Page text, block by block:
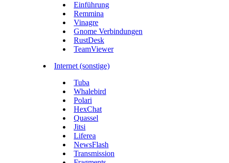
Einführung
Remmina
Vinagre
Gnome Verbindungen
RustDesk
TeamViewer
Internet (sonstige)
Tuba
Whalebird
Polari
HexChat
Quassel
Jitsi
Liferea
NewsFlash
Transmission